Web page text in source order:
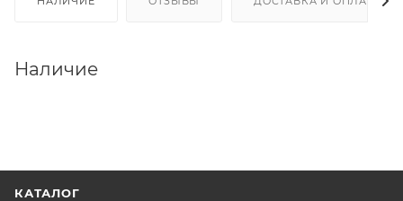
Наличие
КАТАЛОГ